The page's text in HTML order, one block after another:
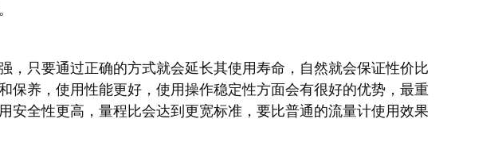
，只要通过正确的方式就会延长其使用寿命，自然就会保证性价比
保养，使用性能更好，使用操作稳定性方面会有很好的优势，最重
安全性更高，量程比会达到更宽标准，要比普通的流量计使用效果